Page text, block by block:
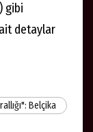
gibi
detaylar
Belçika